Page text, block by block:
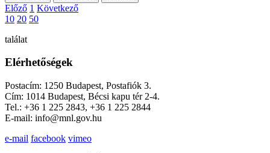
Előző 1 Következő
10 20 50
találat
Elérhetőségek
Postacím: 1250 Budapest, Postafiók 3.
Cím: 1014 Budapest, Bécsi kapu tér 2-4.
Tel.: +36 1 225 2843, +36 1 225 2844
E-mail: info@mnl.gov.hu
e-mail facebook vimeo